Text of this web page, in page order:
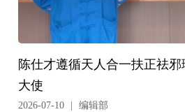
陈仕才遵循天人合一扶正祛
大使
2026-07-10
编辑部